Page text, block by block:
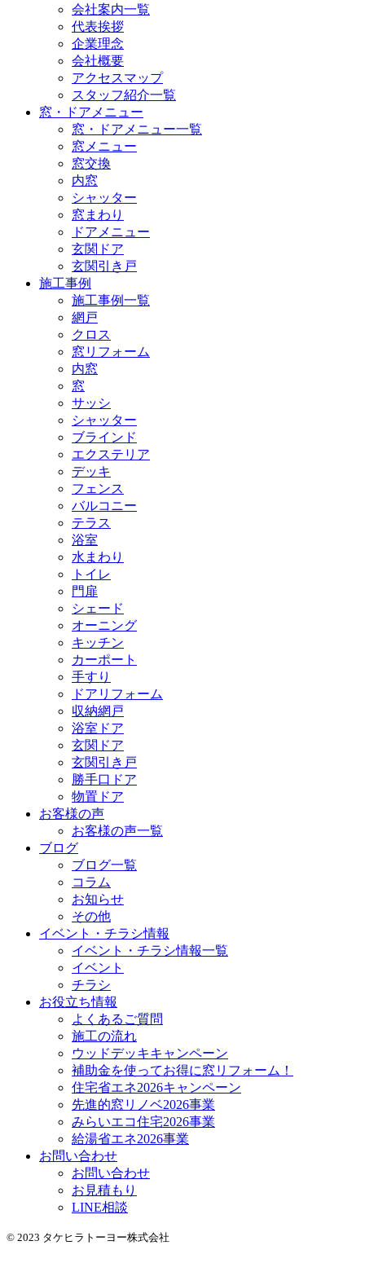
会社案内一覧
代表挨拶
企業理念
会社概要
アクセスマップ
スタッフ紹介一覧
窓・ドアメニュー
窓・ドアメニュー一覧
窓メニュー
窓交換
内窓
シャッター
窓まわり
ドアメニュー
玄関ドア
玄関引き戸
施工事例
施工事例一覧
網戸
クロス
窓リフォーム
内窓
窓
サッシ
シャッター
ブラインド
エクステリア
デッキ
フェンス
バルコニー
テラス
浴室
水まわり
トイレ
門扉
シェード
オーニング
キッチン
カーポート
手すり
ドアリフォーム
収納網戸
浴室ドア
玄関ドア
玄関引き戸
勝手口ドア
物置ドア
お客様の声
お客様の声一覧
ブログ
ブログ一覧
コラム
お知らせ
その他
イベント・チラシ情報
イベント・チラシ情報一覧
イベント
チラシ
お役立ち情報
よくあるご質問
施工の流れ
ウッドデッキキャンペーン
補助金を使ってお得に窓リフォーム！
住宅省エネ2026キャンペーン
先進的窓リノベ2026事業
みらいエコ住宅2026事業
給湯省エネ2026事業
お問い合わせ
お問い合わせ
お見積もり
LINE相談
© 2023 タケヒラトーヨー株式会社